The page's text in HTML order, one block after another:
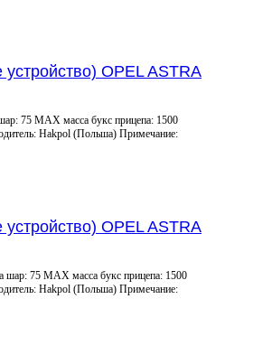
OPEL ASTRA
75 MAX масса букс прицепа: 1500
Hakpol (Польша) Примечание:
OPEL ASTRA
шар: 75 MAX масса букс прицепа: 1500
Hakpol (Польша) Примечание: